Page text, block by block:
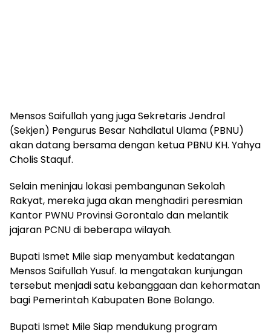
Mensos Saifullah yang juga Sekretaris Jendral
(Sekjen) Pengurus Besar Nahdlatul Ulama (PBNU)
akan datang bersama dengan ketua PBNU KH. Yahya
Cholis Staquf.
Selain meninjau lokasi pembangunan Sekolah
Rakyat, mereka juga akan menghadiri peresmian
Kantor PWNU Provinsi Gorontalo dan melantik
jajaran PCNU di beberapa wilayah.
Bupati Ismet Mile siap menyambut kedatangan
Mensos Saifullah Yusuf. Ia mengatakan kunjungan
tersebut menjadi satu kebanggaan dan kehormatan
bagi Pemerintah Kabupaten Bone Bolango.
Bupati Ismet Mile Siap mendukung program